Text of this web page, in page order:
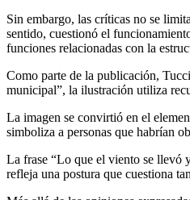
Sin embargo, las críticas no se
sentido, cuestionó el
funciones relacionadas con la
Como parte de la publicación,
municipal”, la ilustración utiliza
La imagen se convirtió en el
simboliza a personas que habrían
La frase “Lo que el viento se llevó
refleja una postura que cuestiona